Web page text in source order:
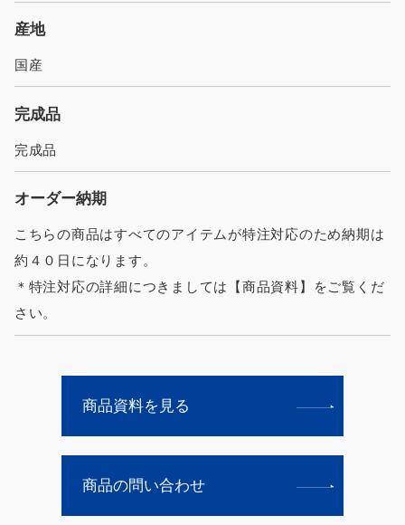
産地
国産
完成品
完成品
オーダー納期
こちらの商品はすべてのアイテムが特注対応のため納期は
約４０日になります。
＊特注対応の詳細につきましては【商品資料】をご覧くだ
さい。
商品資料を見る
商品の問い合わせ